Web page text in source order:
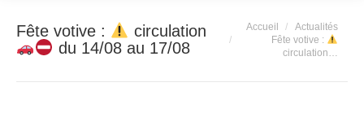
Fête votive :
circulation
du 14/08 au 17/08
Vous êtes ici :
Accueil
Actualités
Fête votive :
circulation…